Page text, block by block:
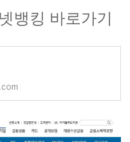
뱅킹 바로가기